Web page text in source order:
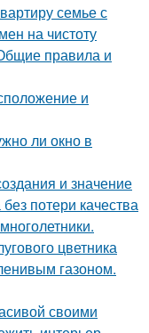
семье с
на чистоту
правила и
и
ли окно в
и значение
потери качества
цветника
газоном.
своими